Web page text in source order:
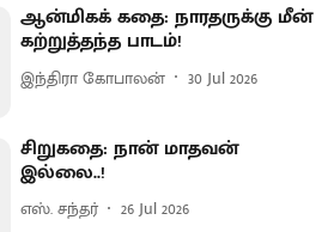
ஆன்மிகக் கதை: நாரதருக்கு மீன்
கற்றுத்தந்த பாடம்!
இந்திரா கோபாலன் 30 Jul 2026
சிறுகதை: நான் மாதவன்
இல்லை..!
எஸ். சந்தர் 26 Jul 2026